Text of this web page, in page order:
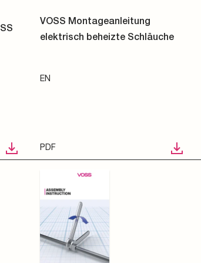
VOSS Montageanleitung
elektrisch beheizte Schläuche
EN
PDF